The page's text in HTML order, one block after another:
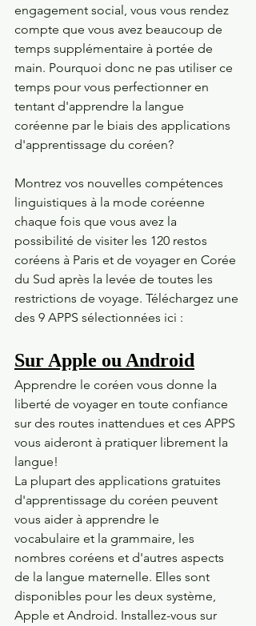
engagement social, vous vous rendez
compte que vous avez beaucoup de
temps supplémentaire à portée de
main. Pourquoi donc ne pas utiliser ce
temps pour vous perfectionner en
tentant d'apprendre la langue
coréenne par le biais des applications
d'apprentissage du coréen?
Montrez vos nouvelles compétences
linguistiques à la mode coréenne
chaque fois que vous avez la
possibilité de visiter les 120 restos
coréens à Paris et de voyager en Corée
du Sud après la levée de toutes les
restrictions de voyage. Téléchargez une
des 9 APPS sélectionnées ici :
Sur Apple ou Android
Apprendre le coréen vous donne la
liberté de voyager en toute confiance
sur des routes inattendues et ces APPS
vous aideront à pratiquer librement la
langue!
La plupart des applications gratuites
d'apprentissage du coréen peuvent
vous aider à apprendre le
vocabulaire et la grammaire, les
nombres coréens et d'autres aspects
de la langue maternelle. Elles sont
disponibles pour les deux système,
Apple et Android. Installez-vous sur